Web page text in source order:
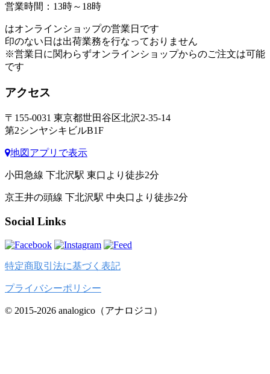
営業時間：13時～18時
はオンラインショップの営業日です
印のない日は出荷業務を行なっておりません
※営業日に関わらずオンラインショップからのご注文は可能
です
アクセス
〒155-0031 東京都世田谷区北沢2-35-14
第2シンヤシキビルB1F
地図アプリで表示
小田急線 下北沢駅 東口より徒歩2分
京王井の頭線 下北沢駅 中央口より徒歩2分
Social Links
特定商取引法に基づく表記
プライバシーポリシー
© 2015-2026 analogico（アナロジコ）